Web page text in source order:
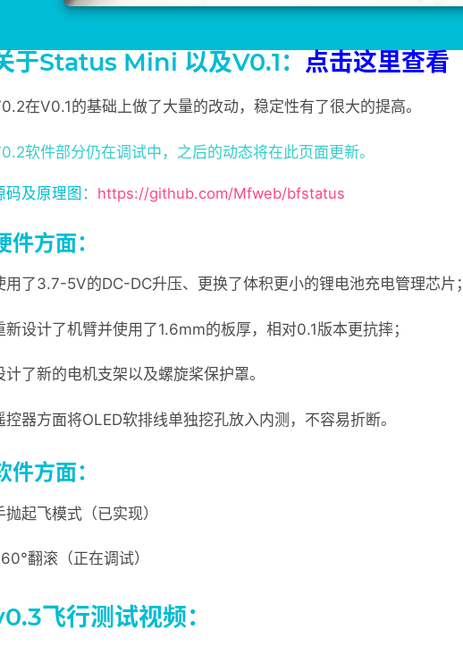
于Status Mini 以及V0.1： 点击这里查看
在V0.1的基础上做了大量的改动，稳定性有了很大的提高。
软件部分仍在调试中，之后的动态将在此页面更新。
码及原理图： https://github.com/Mfweb/bfstatus
件方面：
用了3.7-5V的DC-DC升压、更换了体积更小的锂电池充电管理芯片；
新设计了机臂并使用了1.6mm的板厚，相对0.1版本更抗摔；
计了新的电机支架以及螺旋桨保护罩。
控器方面将OLED软排线单独挖孔放入内测，不容易折断。
件方面：
抛起飞模式（已实现）
翻滚（正在调试）
飞行测试视频：